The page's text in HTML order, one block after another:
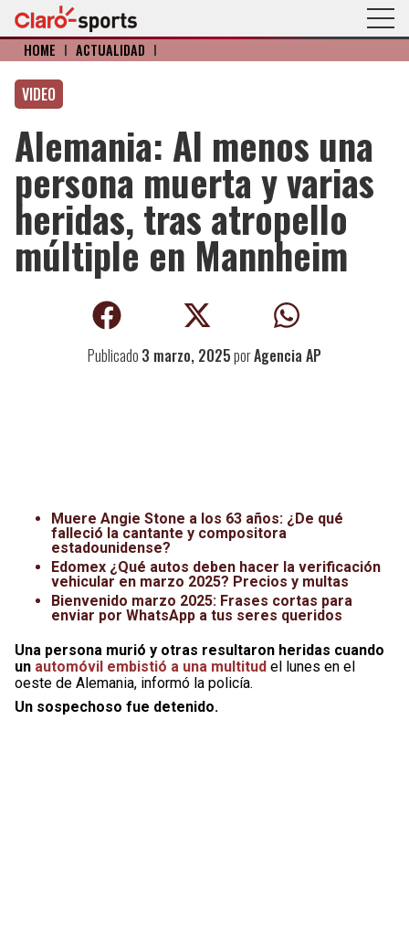
HOME I ACTUALIDAD I
VIDEO
Alemania: Al menos una
persona muerta y varias
heridas, tras atropello
múltiple en Mannheim
Publicado 3 marzo, 2025porAgencia AP
Muere Angie Stone a los 63 años: ¿De qué
falleció la cantante y compositora
estadounidense?
Edomex ¿Qué autos deben hacer la verificación
vehicular en marzo 2025? Precios y multas
Bienvenido marzo 2025: Frases cortas para
enviar por WhatsApp a tus seres queridos
Una persona murió y otras resultaron heridas cuando
un automóvil embistió a una multitud el lunes en el
oeste de Alemania, informó la policía.
Un sospechoso fue detenido.